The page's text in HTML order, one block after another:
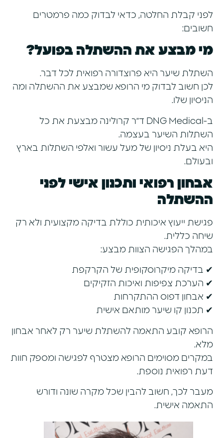
לפני קבלת החלטה, כדאי לבדוק כמה פרמטרים
חשובים:
מי מבצע את ההשתלה בפועל?
השתלת שיער היא פרוצדורה רפואית לכל דבר.
לכן חשוב לבדוק מי הרופא שמבצע את ההשתלה ומה
הניסיון שלו.
ב-DNG Medical ד״ר קרולינה מבצעת את כל
השתלות השיער בעצמה.
היא בעלת ניסיון של מעל עשור ואלפי השתלות בארץ
ובעולם.
אבחון רפואי ותכנון אישי לפני
ההשתלה
פגישת ייעוץ איכותית כוללת בדיקה מקצועית ולא רק
שיחה כללית.
במהלך הפגישה הצוות מבצע:
✔ בדיקה מיקרוסקופית של הקרקפת
✔ הערכת צפיפות ואיכות הזקיקים
✔ אבחון דפוס ההתקרחות
✔ תכנון קו שיער מותאם אישית
הרופא קובע התאמה להשתלת שיער רק לאחר אבחון
מלא.
במקרים מסוימים הרופא מצטרף לפגישה ומספק חוות
דעת רפואית נוספת.
מעבר לכך, חשוב להבין שכל מקרה שונה ודורש
התאמה אישית.